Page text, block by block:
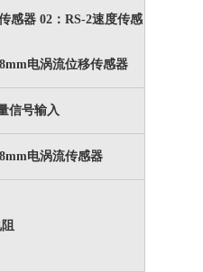
感器 02：RS-2速度传感
电涡流位移传感器
信号输入
电涡流传感器